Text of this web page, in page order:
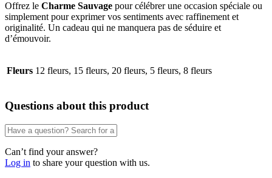
Offrez le Charme Sauvage pour célébrer une occasion spéciale ou
simplement pour exprimer vos sentiments avec raffinement et
originalité. Un cadeau qui ne manquera pas de séduire et
d’émouvoir.
Fleurs 12 fleurs, 15 fleurs, 20 fleurs, 5 fleurs, 8 fleurs
Questions about this product
Can’t find your answer?
Log in to share your question with us.